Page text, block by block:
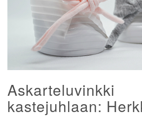
Askarteluvinkki
kastejuhlaan: